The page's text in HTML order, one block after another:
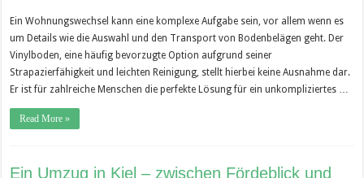
Ein Wohnungswechsel kann eine komplexe Aufgabe sein, vor allem wenn es
um Details wie die Auswahl und den Transport von Bodenbelägen geht. Der
Vinylboden, eine häufig bevorzugte Option aufgrund seiner
Strapazierfähigkeit und leichten Reinigung, stellt hierbei keine Ausnahme dar.
Er ist für zahlreiche Menschen die perfekte Lösung für ein unkompliziertes …
Read More »
Ein Umzug in Kiel – zwischen Fördeblick und